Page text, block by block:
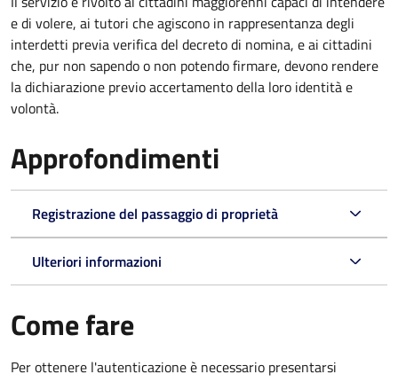
e di volere, ai tutori che agiscono in rappresentanza degli
interdetti previa verifica del decreto di nomina, e ai cittadini
che, pur non sapendo o non potendo firmare, devono rendere
la dichiarazione previo accertamento della loro identità e
volontà.
Approfondimenti
Registrazione del passaggio di proprietà
Ulteriori informazioni
Come fare
Per ottenere l'autenticazione è necessario presentarsi